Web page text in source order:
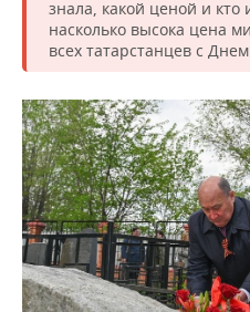
знала, какой ценой и кто
насколько высока цена
всех татарстанцев с